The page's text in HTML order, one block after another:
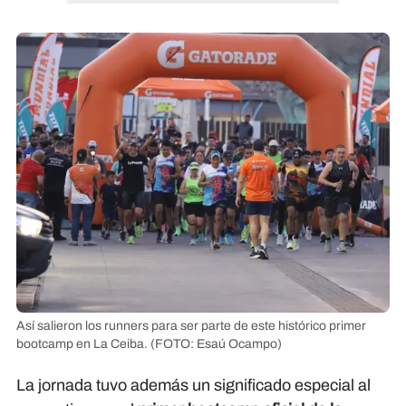
Así salieron los runners para ser parte de este histórico primer
bootcamp en La Ceiba. (FOTO: Esaú Ocampo)
La jornada tuvo además un significado especial al